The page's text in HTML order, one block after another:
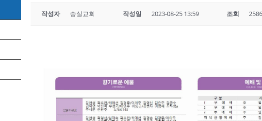
작성자 숭실교회 작성일 2023-08-25 13:59 조회 2586